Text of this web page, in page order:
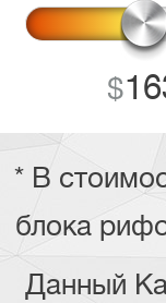
* В
блока
Данный